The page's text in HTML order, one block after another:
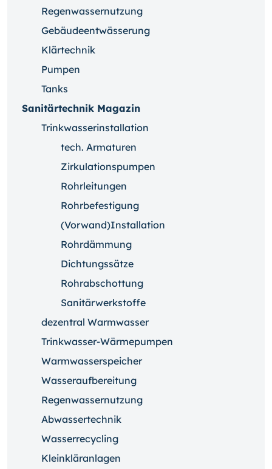
Regenwassernutzung
Gebäudeentwässerung
Klärtechnik
Pumpen
Tanks
Sanitärtechnik Magazin
Trinkwasserinstallation
tech. Armaturen
Zirkulationspumpen
Rohrleitungen
Rohrbefestigung
(Vorwand)Installation
Rohrdämmung
Dichtungssätze
Rohrabschottung
Sanitärwerkstoffe
dezentral Warmwasser
Trinkwasser-Wärmepumpen
Warmwasserspeicher
Wasseraufbereitung
Regenwassernutzung
Abwassertechnik
Wasserrecycling
Kleinkläranlagen